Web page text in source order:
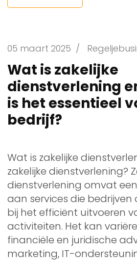
05 maart 2025 /
Wat is zakelijke
dienstverlening
is het essentieel
bedrijf?
Wat is zakelijke
zakelijke dienstverlening?
dienstverlening omvat
aan services die bedrijven
bij het efficiënt uitvoeren
activiteiten. Het kan
financiële en juridische
marketing, IT-